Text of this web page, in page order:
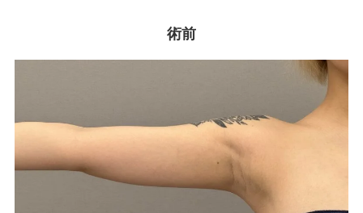
度
シリコン豊胸中の健康診断はどう受ける？バ
リウムや胸部レントゲンへの影響
術前